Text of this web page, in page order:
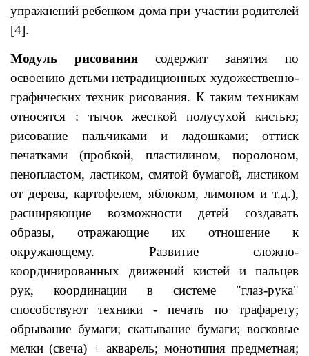
упражнений ребенком дома при участии родителей
[4].
Модуль рисования содержит занятия по
освоению детьми нетрадиционных художественно-
графических техник рисования. К таким техникам
относятся : тычок жесткой полусухой кистью;
рисование пальчиками и ладошками; оттиск
печатками (пробкой, пластилином, поролоном,
пенопластом, ластиком, смятой бумагой, листиком
от дерева, картофелем, яблоком, лимоном и т.д.),
расширяющие возможности детей создавать
образы, отражающие их отношение к
окружающему. Развитие сложно-
координированных движений кистей и пальцев
рук, координации в системе "глаз-рука"
способствуют техники - печать по трафарету;
обрывание бумаги; скатывание бумаги; восковые
мелки (свеча) + акварель; монотипия предметная;